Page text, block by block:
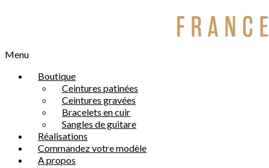
Menu
Boutique
Ceintures patinées
Ceintures gravées
Bracelets en cuir
Sangles de guitare
Réalisations
Commandez votre modèle
A propos